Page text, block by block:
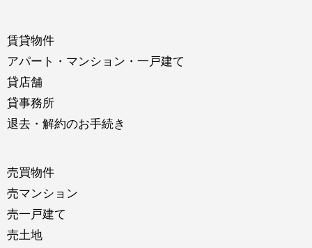
賃貸物件
アパート・マンション・一戸建て
貸店舗
貸事務所
退去・解約のお手続き
売買物件
売マンション
売一戸建て
売土地